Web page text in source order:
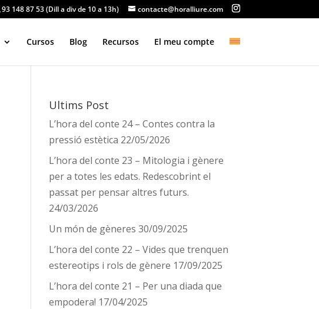
93 148 87 53 (Dill a div de 10 a 13h) contacte@horalliure.com
Cursos Blog Recursos El meu compte
Ultims Post
L’hora del conte 24 – Contes contra la
pressió estètica 22/05/2026
L’hora del conte 23 – Mitologia i gènere
per a totes les edats. Redescobrint el
passat per pensar altres futurs.
24/03/2026
Un món de gèneres 30/09/2025
L’hora del conte 22 – Vides que trenquen
estereotips i rols de gènere 17/09/2025
L’hora del conte 21 – Per una diada que
empodera! 17/04/2025